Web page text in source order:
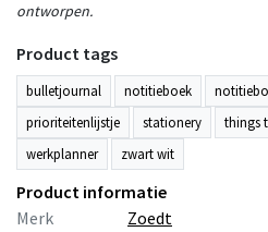
ontworpen.
Product tags
bulletjournal notitieboek
prioriteitenlijstje
stationery things
werkplanner
zwart wit
Product informatie
Merk
Zoedt